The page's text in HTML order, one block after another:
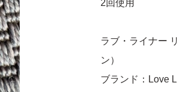
2回使用
ラブ・ライナー
ン）
ブランド：Love